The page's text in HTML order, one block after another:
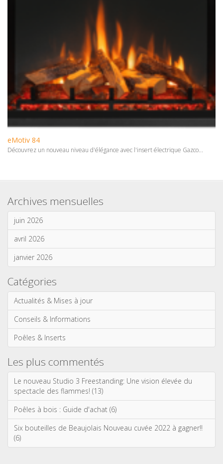
eMotiv 84
Découvrez un nouveau niveau d'élégance avec l'insert électrique Gazco...
Archives mensuelles
juin 2026
avril 2026
janvier 2026
Catégories
Actualités & Mises à jour
Conseils & Informations
Poêles & Inserts
Les plus commentés
Le nouveau Studio 3 Freestanding: Une vision élevée du
spectacle des flammes! (13)
Poêles à bois : Guide d'achat (6)
Six bouteilles de Beaujolais Nouveau cuvée 2022 à gagner!!
(6)